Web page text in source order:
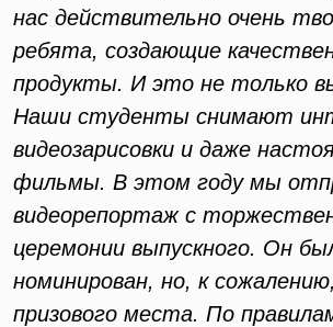
нас действительно очень
ребята, создающие
продукты. И это не только
Наши студенты снимают
видеозарисовки и даже
фильмы. В этом году мы
видеорепортаж с
церемонии выпускного. Он
номинирован, но, к
призового места. По